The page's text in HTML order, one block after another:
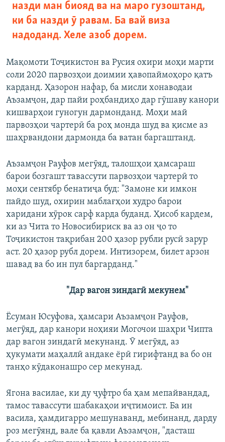
назди ман биояд ва на маро гузоштанд,
ки ба назди ӯ равам. Ба вай виза
надоданд. Хеле азоб дорем.
Мақомоти Тоҷикистон ва Русия охири моҳи марти
соли 2020 парвозҳои доимии ҳавопаймоҳоро қатъ
карданд. Ҳазорон нафар, ба мисли хонаводаи
Аъзамҷон, дар пайи роҳбандиҳо дар гӯшаву канори
кишварҳои гуногун дармонданд. Моҳи май
парвозҳои чартерӣ ба роҳ монда шуд ва қисме аз
шаҳрвандони дармонда ба ватан баргаштанд.
Аъзамҷон Рауфов мегӯяд, талошҳои ҳамсараш
барои бозгашт тавассути парвозҳои чартерӣ то
моҳи сентябр бенатиҷа буд: "Замоне ки имкон
пайдо шуд, охирин маблағҳои худро барои
харидани хӯрок сарф карда буданд. Ҳисоб кардем,
ки аз Чита то Новосибириск ва аз он ҷо то
Тоҷикистон тақрибан 200 ҳазор рубли русӣ зарур
аст. 20 ҳазор рубл дорем. Интизорем, билет арзон
шавад ва бо ин пул баргарданд."
"Дар вагон зиндагӣ мекунем"
Ёсуман Юсуфова, ҳамсари Аъзамҷон Рауфов,
мегӯяд, дар канори ноҳияи Могочои шаҳри Чипта
дар вагон зиндагӣ мекунанд. Ӯ мегӯяд, аз
ҳукумати маҳаллӣ андаке ёрӣ гирифтанд ва бо он
танҳо кӯдаконашро сер мекунад.
Ягона василае, ки ду ҷуфтро ба ҳам мепайвандад,
тамос тавассути шабакаҳои иҷтимоист. Ба ин
васила, ҳамдигарро мешунаванд, мебинанд, дарду
роз мегӯянд, вале ба қавли Аъзамҷон, "дасташ